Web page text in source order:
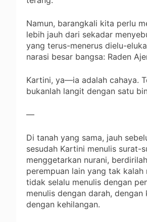
Namun, barangkali kita perlu
lebih jauh dari sekadar
yang terus-menerus dielu-
narasi besar bangsa: Raden
Kartini, ya—ia adalah cahaya.
bukanlah langit dengan satu
—
Di tanah yang sama, jauh
sesudah Kartini menulis surat-
menggetarkan nurani,
perempuan lain yang tak kalah
tidak selalu menulis dengan
menulis dengan darah, dengan
dengan kehilangan.